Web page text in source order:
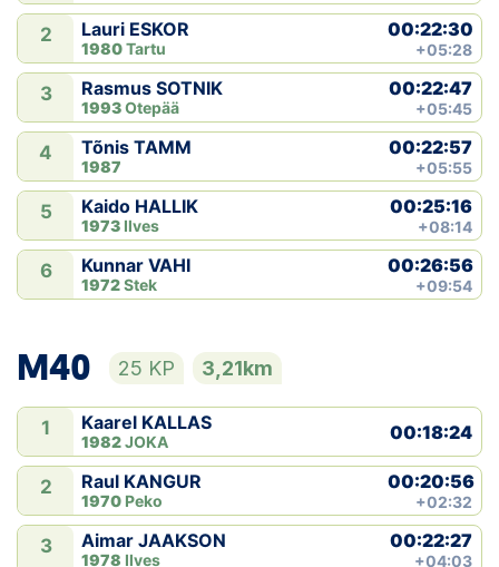
2 Lauri ESKOR
1980Tartu
00:22:30
+05:28
3 Rasmus SOTNIK
1993Otepää
00:22:47
+05:45
4 Tõnis TAMM
1987
00:22:57
+05:55
5 Kaido HALLIK
1973 Ilves
00:25:16
+08:14
6 Kunnar VAHI
1972Stek
00:26:56
+09:54
M40 25 KP 3,21km
1 Kaarel KALLAS
1982JOKA 00:18:24
2 Raul KANGUR
1970 Peko
00:20:56
+02:32
3 Aimar JAAKSON
1978 Ilves
00:22:27
+04:03